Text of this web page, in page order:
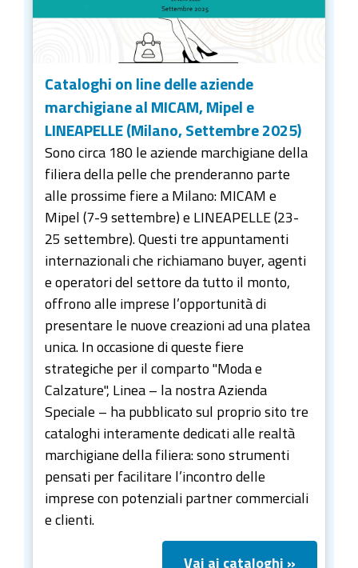
Cataloghi on line delle aziende
marchigiane al MICAM, Mipel e
LINEAPELLE (Milano, Settembre 2025)
Sono circa 180 le aziende marchigiane della
filiera della pelle che prenderanno parte
alle prossime fiere a Milano: MICAM e
Mipel (7-9 settembre) e LINEAPELLE (23-
25 settembre). Questi tre appuntamenti
internazionali che richiamano buyer, agenti
e operatori del settore da tutto il monto,
offrono alle imprese l’opportunità di
presentare le nuove creazioni ad una platea
unica. In occasione di queste fiere
strategiche per il comparto "Moda e
Calzature", Linea – la nostra Azienda
Speciale – ha pubblicato sul proprio sito tre
cataloghi interamente dedicati alle realtà
marchigiane della filiera: sono strumenti
pensati per facilitare l’incontro delle
imprese con potenziali partner commerciali
e clienti.
Vai ai cataloghi »